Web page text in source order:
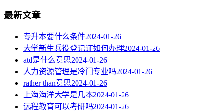
最新文章
专升本要什么条件2024-01-26
大学新生兵役登记证如何办理2024-01-26
atd是什么意思2024-01-26
人力资源管理是冷门专业吗2024-01-26
rather than意思2024-01-26
上海海洋大学是几本2024-01-26
远程教育可以考研吗2024-01-26